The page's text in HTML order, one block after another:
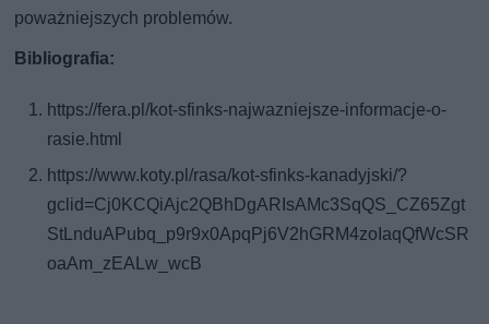
poważniejszych problemów.
Bibliografia:
https://fera.pl/kot-sfinks-najwazniejsze-informacje-o-
rasie.html
https://www.koty.pl/rasa/kot-sfinks-kanadyjski/?
gclid=Cj0KCQiAjc2QBhDgARIsAMc3SqQS_CZ65Zgt
StLnduAPubq_p9r9x0ApqPj6V2hGRM4zoIaqQfWcSR
oaAm_zEALw_wcB